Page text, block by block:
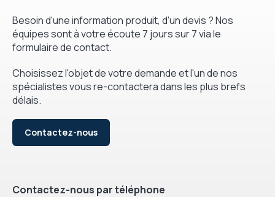
Besoin d'une information produit, d'un devis ? Nos
équipes sont à votre écoute 7 jours sur 7 via le
formulaire de contact.
Choisissez l'objet de votre demande et l'un de nos
spécialistes vous re-contactera dans les plus brefs
délais.
Contactez-nous
Contactez-nous par téléphone